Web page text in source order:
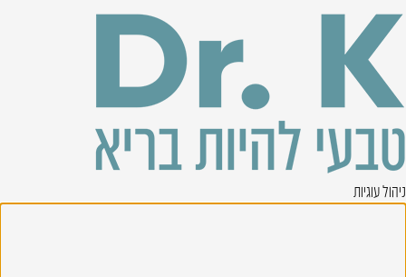
ניהול עוגיות